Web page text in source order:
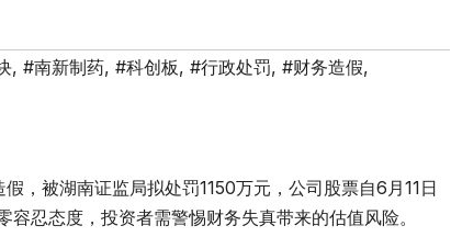
, #南新制药, #科创板, #行政处罚, #财务造假,
，被湖南证监局拟处罚1150万元，公司股票自6月11日
忍态度，投资者需警惕财务失真带来的估值风险。